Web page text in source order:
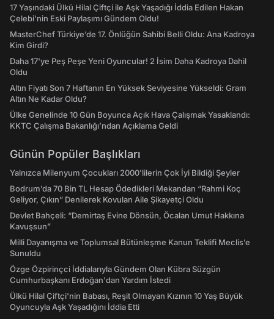
17 Yaşındaki Ülkü Hilal Çiftçi ile Aşk Yaşadığı İddia Edilen Hakan
Çelebi'nin Eski Paylaşımı Gündem Oldu!
MasterChef Türkiye’de 17. Önlüğün Sahibi Belli Oldu: Ana Kadroya
Kim Girdi?
Daha 17'ye Peş Peşe Yeni Oyuncular! 2 İsim Daha Kadroya Dahil
Oldu
Altın Fiyatı Son 7 Haftanın En Yüksek Seviyesine Yükseldi: Gram
Altın Ne Kadar Oldu?
Ülke Genelinde 10 Gün Boyunca Açık Hava Çalışmak Yasaklandı:
KKTC Çalışma Bakanlığı’ndan Açıklama Geldi
Günün Popüler Başlıkları
Yalnızca Milenyum Çocukları 2000'lilerin Çok İyi Bildiği Şeyler
Bodrum’da 70 Bin TL Hesap Ödedikleri Mekandan “Rahmi Koç
Geliyor, Çıkın” Denilerek Kovulan Aile Şikayetçi Oldu
Devlet Bahçeli: “Demirtaş Evine Dönsün, Öcalan Umut Hakkına
Kavuşsun”
Milli Dayanışma ve Toplumsal Bütünleşme Kanun Teklifi Meclis’e
Sunuldu
Özge Özpirinçci İddialarıyla Gündem Olan Kübra Süzgün
Cumhurbaşkanı Erdoğan'dan Yardım İstedi
Ülkü Hilal Çiftçi'nin Babası, Reşit Olmayan Kızının 10 Yaş Büyük
Oyuncuyla Aşk Yaşadığını İddia Etti